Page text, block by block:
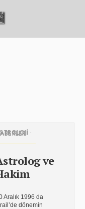
HABERLERI•
ve
Aralık 1996 da
dönemin